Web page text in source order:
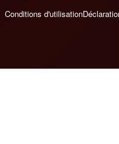
Conditions d'utilisation